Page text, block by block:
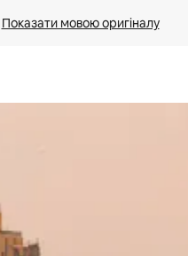
Показати мовою оригіналу